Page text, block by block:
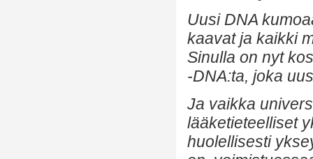
Uusi DNA
kaavat ja kaikki
Sinulla on nyt
-DNA:ta, joka
Ja vaikka
lääketieteelliset
huolellisesti